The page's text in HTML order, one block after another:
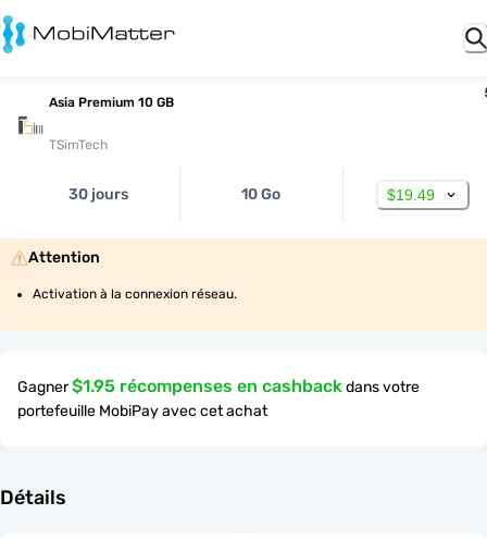
Asia Premium 10 GB
TSimTech
30 jours 10 Go $19.49
Attention
Activation à la connexion réseau.
Gagner$1.95 récompenses en cashbackdans votre
portefeuille MobiPay avec cet achat
Détails